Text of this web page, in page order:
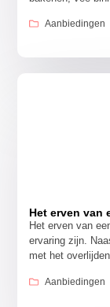
Aanbiedingen
Het erven van
Het erven van
ervaring zijn.
met het
Aanbiedingen